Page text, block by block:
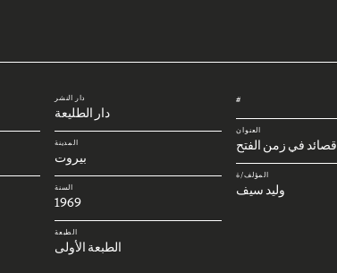
#
العنوان
قصائد في زمن الفتح
المؤلف/ة
وليد سيف
دار النشر
دار الطليعة
المدينة
بيروت
السنة
1969
الطبعة
الطبعة الأولى